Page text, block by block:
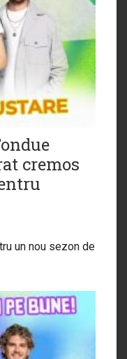
cremos
un nou sezon de